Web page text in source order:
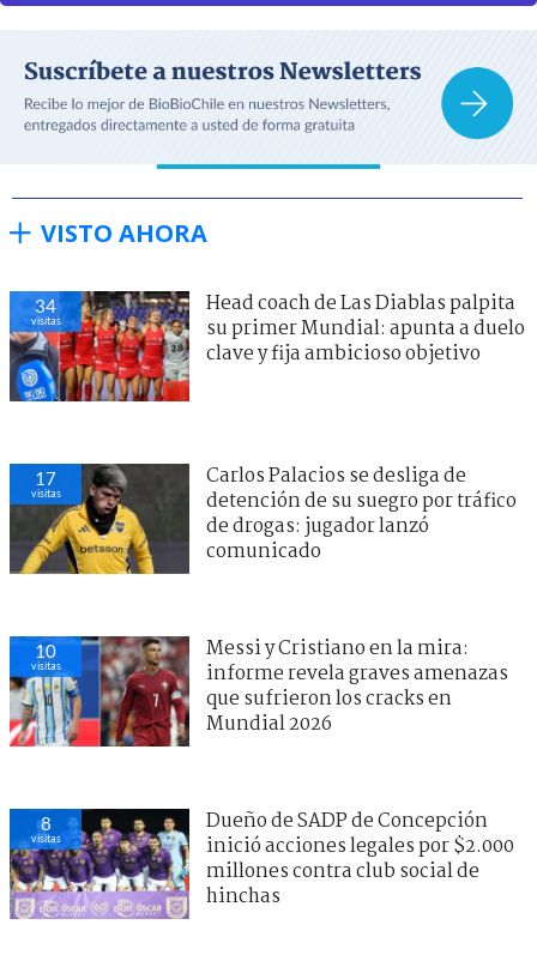
VISTO AHORA
34
visitas
Head coach de Las Diablas palpita
su primer Mundial: apunta a duelo
clave y fija ambicioso objetivo
17
visitas
Carlos Palacios se desliga de
detención de su suegro por tráfico
de drogas: jugador lanzó
comunicado
10
visitas
Messi y Cristiano en la mira:
informe revela graves amenazas
que sufrieron los cracks en
Mundial 2026
8
visitas
Dueño de SADP de Concepción
inició acciones legales por $2.000
millones contra club social de
hinchas